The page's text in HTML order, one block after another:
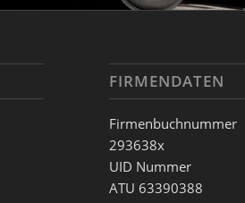
FIRMENDATEN
Firmenbuchnummer
293638x
UID Nummer
ATU 63390388